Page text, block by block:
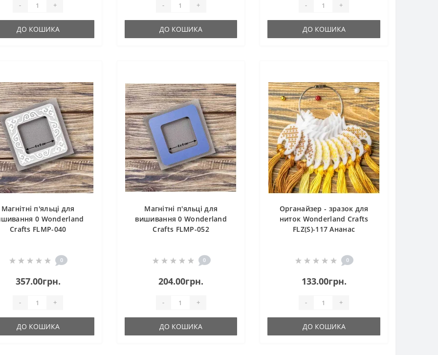
- +
ДО КОШИКА
- +
ДО КОШИКА
- +
ДО КОШИКА
Магнітні п'яльці для
0 Wonderland
Crafts FLMP-040
0
357.00грн.
- +
ДО КОШИКА
Магнітні п'яльці для
вишивання 0 Wonderland
Crafts FLMP-052
0
204.00грн.
- +
ДО КОШИКА
Органайзер - зразок для
ниток Wonderland Crafts
FLZ(S)-117 Ананас
0
133.00грн.
- +
ДО КОШИКА